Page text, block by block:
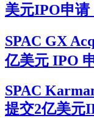
美元IPO申
SPAC GX
亿美元 IPO
SPAC
提交2亿美元